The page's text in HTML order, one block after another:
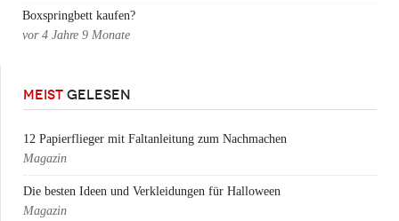
Boxspringbett kaufen?
vor 4 Jahre 9 Monate
MEIST GELESEN
12 Papierflieger mit Faltanleitung zum Nachmachen
Magazin
Die besten Ideen und Verkleidungen für Halloween
Magazin